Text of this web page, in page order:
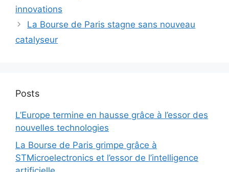
innovations
La Bourse de Paris stagne sans nouveau
catalyseur
Posts
L’Europe termine en hausse grâce à l’essor des
nouvelles technologies
La Bourse de Paris grimpe grâce à
STMicroelectronics et l’essor de l’intelligence